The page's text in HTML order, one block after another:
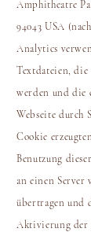
Amphitheatre
94043 USA
Analytics
Textdateien, die
werden und die
Webseite durch
Cookie
Benutzung
an einen Server
übertragen und
Aktivierung der